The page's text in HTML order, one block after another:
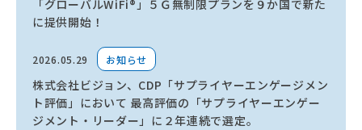
「グローバルWiFi®」５Ｇ無制限プランを９か国で新た
に提供開始！
2026.05.29 お知らせ
株式会社ビジョン、CDP「サプライヤーエンゲージメン
ト評価」において 最高評価の「サプライヤーエンゲー
ジメント・リーダー」に２年連続で選定。